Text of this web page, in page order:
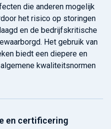
die anderen mogelijk
het risico op storingen
en de bedrijfskritische
Het gebruik van
biedt een diepere en
kwaliteitsnormen
en certificering